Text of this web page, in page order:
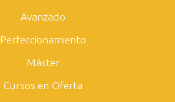
Avanzado
Perfeccionamiento
Máster
Cursos en Oferta